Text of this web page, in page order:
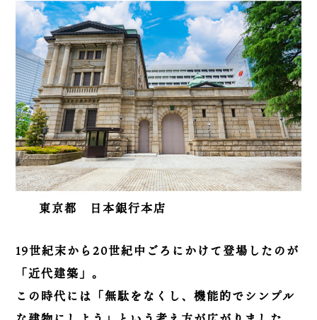
東京都 日本銀行本店
19世紀末から20世紀中ごろにかけて登場したのが
「近代建築」。
この時代には「無駄をなくし、機能的でシンプル